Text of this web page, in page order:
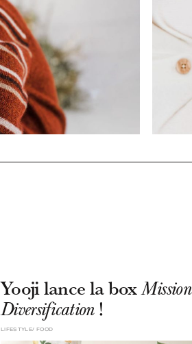
Yooji lance la boxMission
Diversification!
FOOD
LIFESTYLE